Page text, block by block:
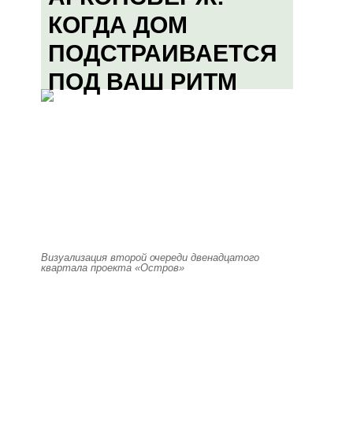
КОГДА ДОМ
ПОДСТРАИВАЕТСЯ
ПОД ВАШ РИТМ
Визуализация второй очереди двенадцатого
квартала проекта «Остров»